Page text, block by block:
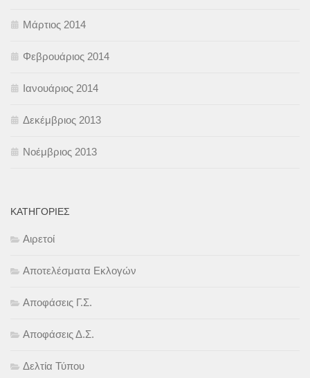
Μάρτιος 2014
Φεβρουάριος 2014
Ιανουάριος 2014
Δεκέμβριος 2013
Νοέμβριος 2013
KΑΤΗΓΟΡΊΕΣ
Αιρετοί
Αποτελέσματα Εκλογών
Αποφάσεις Γ.Σ.
Αποφάσεις Δ.Σ.
Δελτία Τύπου